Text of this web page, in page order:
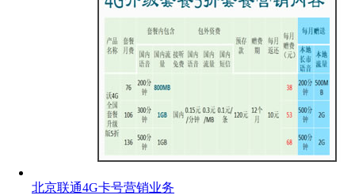
北京联通4G卡号营销业务